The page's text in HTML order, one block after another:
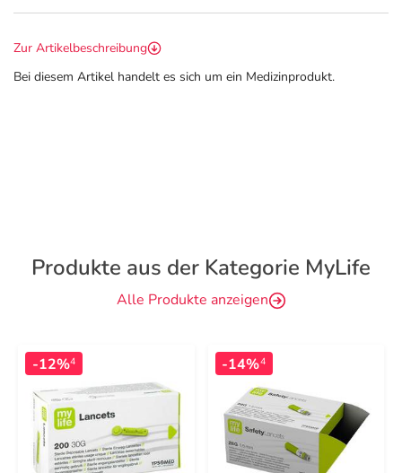
Zur Artikelbeschreibung
Bei diesem Artikel handelt es sich um ein Medizinprodukt.
Produkte aus der Kategorie MyLife
Alle Produkte anzeigen
-12%4 -14%4